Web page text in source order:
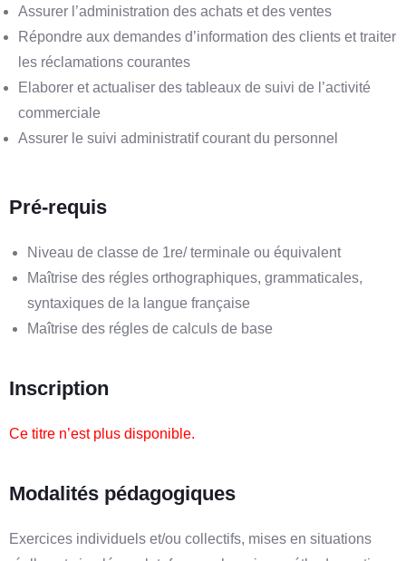
Assurer l’administration des achats et des ventes
Répondre aux demandes d’information des clients et traiter
les réclamations courantes
Elaborer et actualiser des tableaux de suivi de l’activité
commerciale
Assurer le suivi administratif courant du personnel
Pré-requis
Niveau de classe de 1re/ terminale ou équivalent
Maîtrise des régles orthographiques, grammaticales,
syntaxiques de la langue française
Maîtrise des régles de calculs de base
Inscription
Ce titre n’est plus disponible.
Modalités pédagogiques
Exercices individuels et/ou collectifs, mises en situations